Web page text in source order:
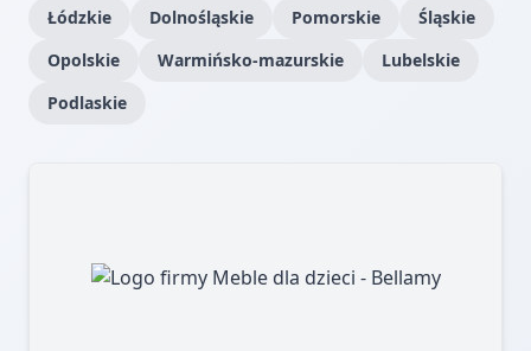
Łódzkie
Dolnośląskie Pomorskie
Śląskie
Opolskie
Warmińsko-mazurskie
Lubelskie
Podlaskie